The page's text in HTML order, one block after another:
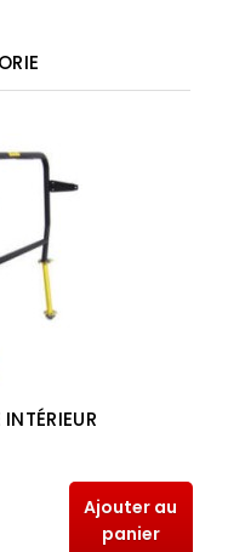
Ajouter au
panier